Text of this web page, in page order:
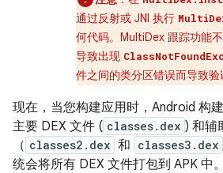
通过反射或 JNI 执行
何代码。MultiDex 跟踪功能
导致出现
件之间的类分区错误而导致验
现在，当您构建应用时，Android 构
主要 DEX 文件 ( classes.dex ) 和辅
（ classes2.dex 和 classes3.dex
统会将所有 DEX 文件打包到 APK 中。